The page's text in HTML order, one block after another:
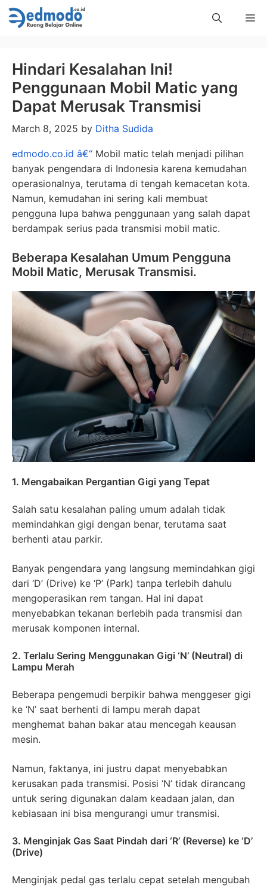
Skip
to
Hindari Kesalahan Ini!
Penggunaan Mobil Matic yang
Dapat Merusak Transmisi
March 8, 2025 by Ditha Sudida
edmodo.co.id â€“ Mobil matic telah menjadi pilihan
banyak pengendara di Indonesia karena kemudahan
operasionalnya, terutama di tengah kemacetan kota.
Namun, kemudahan ini sering kali membuat
pengguna lupa bahwa penggunaan yang salah dapat
berdampak serius pada transmisi mobil matic.
Beberapa Kesalahan Umum Pengguna
Mobil Matic, Merusak Transmisi.
1. Mengabaikan Pergantian Gigi yang Tepat
Salah satu kesalahan paling umum adalah tidak
memindahkan gigi dengan benar, terutama saat
berhenti atau parkir.
Banyak pengendara yang langsung memindahkan gigi
dari ‘D’ (Drive) ke ‘P’ (Park) tanpa terlebih dahulu
mengoperasikan rem tangan. Hal ini dapat
menyebabkan tekanan berlebih pada transmisi dan
merusak komponen internal.
2. Terlalu Sering Menggunakan Gigi ‘N’ (Neutral) di
Lampu Merah
Beberapa pengemudi berpikir bahwa menggeser gigi
ke ‘N’ saat berhenti di lampu merah dapat
menghemat bahan bakar atau mencegah keausan
mesin.
Namun, faktanya, ini justru dapat menyebabkan
kerusakan pada transmisi. Posisi ‘N’ tidak dirancang
untuk sering digunakan dalam keadaan jalan, dan
kebiasaan ini bisa mengurangi umur transmisi.
3. Menginjak Gas Saat Pindah dari ‘R’ (Reverse) ke ‘D’
(Drive)
Menginjak pedal gas terlalu cepat setelah mengubah